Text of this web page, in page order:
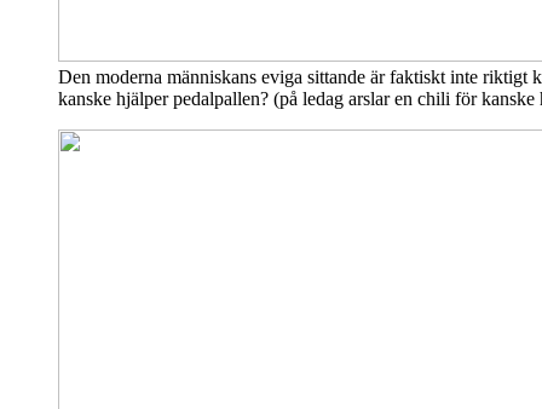
Den moderna människans eviga sittande är faktiskt inte riktigt
kanske hjälper pedalpallen? (på ledag arslar en chili för kanske